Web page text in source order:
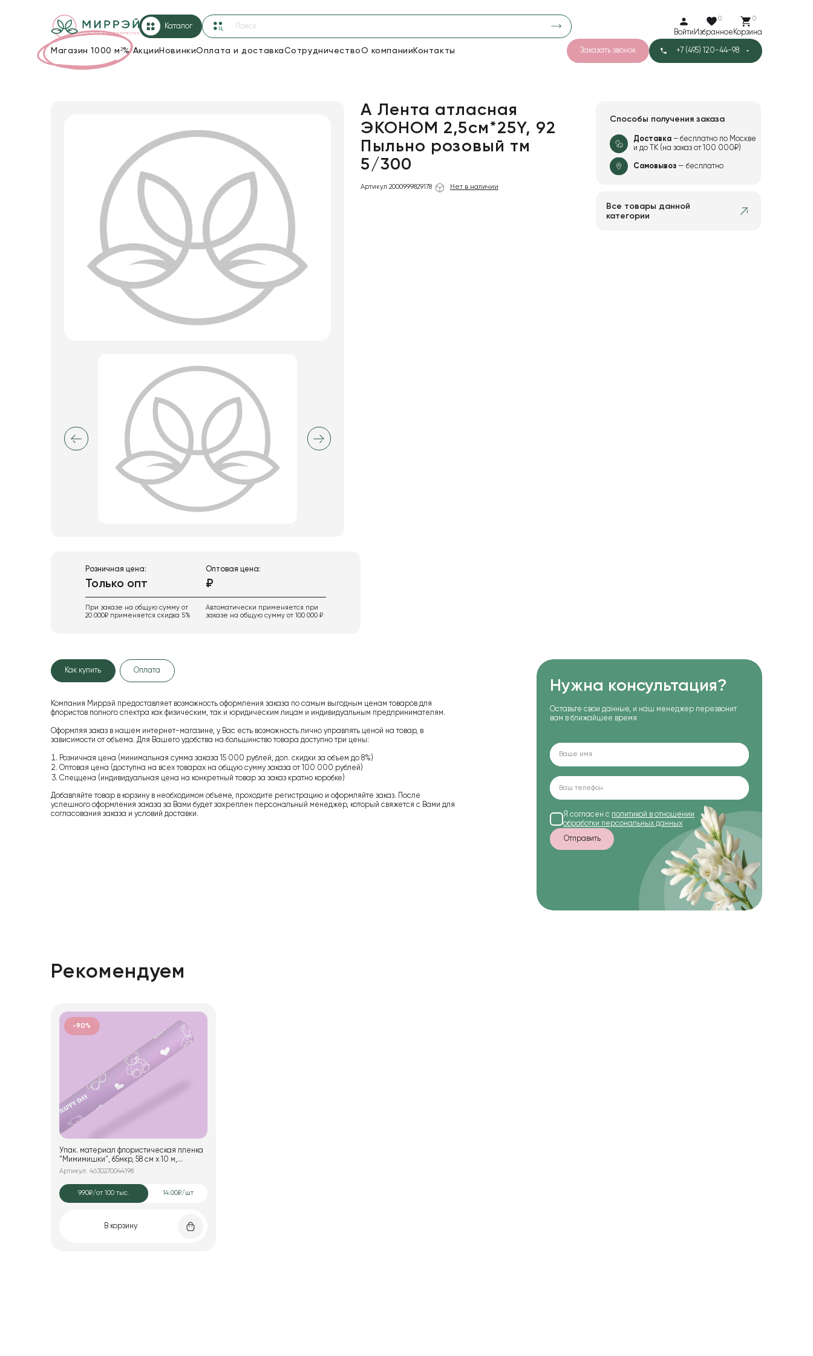
Каталог
Войти
0
Избранное
0
Корзина
Магазин 1000 м²%Акции НовинкиОплата и доставкаСотрудничествоО компании Контакты Заказать звонок +7 (495) 120-44-98
48
прозрачная
Бархат1
Декор для дома
Пакеты для цветов и подарков
Искусственные цветы и растения
Декоративные вазы, кашпо
Изделия из металла
Сухоцветы
А Лента атласная
ЭКОНОМ 2,5см*25Y, 92
Пыльно розовый тм
5/300
Артикул 2000999829178 Нет в наличии
Розничная цена:
Только опт
При заказе на общую сумму от
20 000₽ применяется скидка 5%
Оптовая цена:
₽
Автоматически применяется при
заказе на общую сумму от 100 000 ₽
Способы получения заказа
Доставка– бесплатно по Москве
и до ТК (на заказ от 100 000₽)
Самовывоз— бесплатно
Все товары данной
категории
Как купить Оплата
Компания Миррэй предоставляет возможность оформления заказа по самым выгодным ценам товаров для
флористов полного спектра как физическим, так и юридическим лицам и индивидуальным предпринимателям.
Оформляя заказ в нашем интернет-магазине, у Вас есть возможность лично управлять ценой на товар, в
зависимости от объема. Для Вашего удобства на большинство товара доступно три цены:
Розничная цена (минимальная сумма заказа 15 000 рублей, доп. скидки за объем до 8%)
Оптовая цена (доступна на всех товарах на общую сумму заказа от 100 000 рублей)
Спеццена (индивидуальная цена на конкретный товар за заказ кратно коробке)
Добавляйте товар в корзину в необходимом объеме, проходите регистрацию и оформляйте заказ. После
успешного оформления заказа за Вами будет закреплен персональный менеджер, который свяжется с Вами для
согласования заказа и условий доставки.
Нужна консультация?
Оставьте свои данные, и наш менеджер перезвонит
вам в ближайшее время
Я согласен с политикой в отношении
обработки персональных данных
Отправить
Рекомендуем
-90%
Упак. материал флористическая пленка
"Мимимишки", 65мкр, 58 см х 10 м,
сиреневый
Артикул: 4630270044198
9.90₽/от 100 тыс. 14.00₽/шт
В корзину